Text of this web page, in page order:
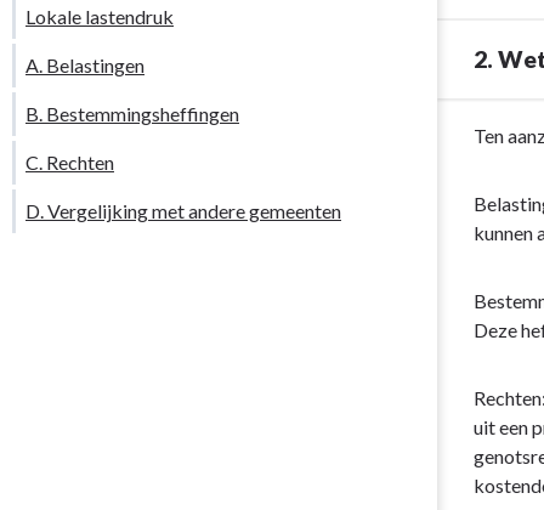
Lokale lastendruk
A. Belastingen
B. Bestemmingsheffingen
C. Rechten
D. Vergelijking met andere gemeenten
2.
Terug
navigatie
Lokale
heffingen
Wettelijk
kader
Ten
kunnen
Deze
uit een